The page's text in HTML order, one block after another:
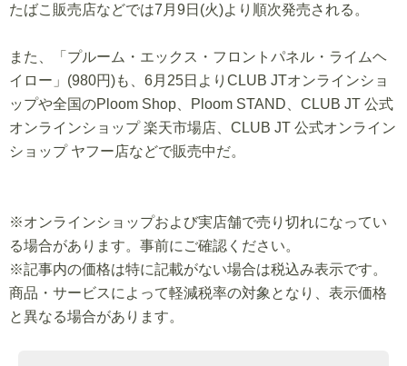
たばこ販売店などでは7月9日(火)より順次発売される。
また、「プルーム・エックス・フロントパネル・ライムヘ
イロー」(980円)も、6月25日よりCLUB JTオンラインショ
ップや全国のPloom Shop、Ploom STAND、CLUB JT 公式
オンラインショップ 楽天市場店、CLUB JT 公式オンライン
ショップ ヤフー店などで販売中だ。
※オンラインショップおよび実店舗で売り切れになってい
る場合があります。事前にご確認ください。
※記事内の価格は特に記載がない場合は税込み表示です。
商品・サービスによって軽減税率の対象となり、表示価格
と異なる場合があります。